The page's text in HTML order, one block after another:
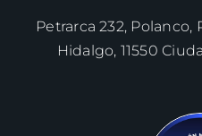
Petrarca 232, Polanco,
Hidalgo, 11550